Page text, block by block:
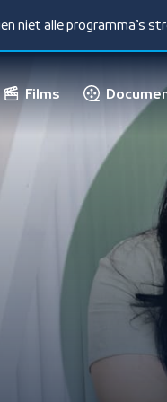
niet alle programma’s
Films